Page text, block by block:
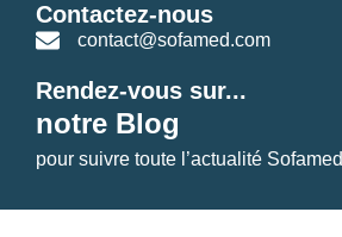
Contactez-nous
contact@sofamed.com
Rendez-vous sur...
notre Blog
pour suivre toute l’actualité Sofamed